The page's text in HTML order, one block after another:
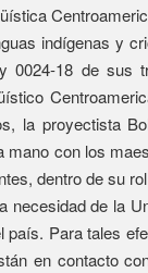
indígenas y
0024-18 de
la proyectista
con los
dentro de su
de la
Para tales
en contacto